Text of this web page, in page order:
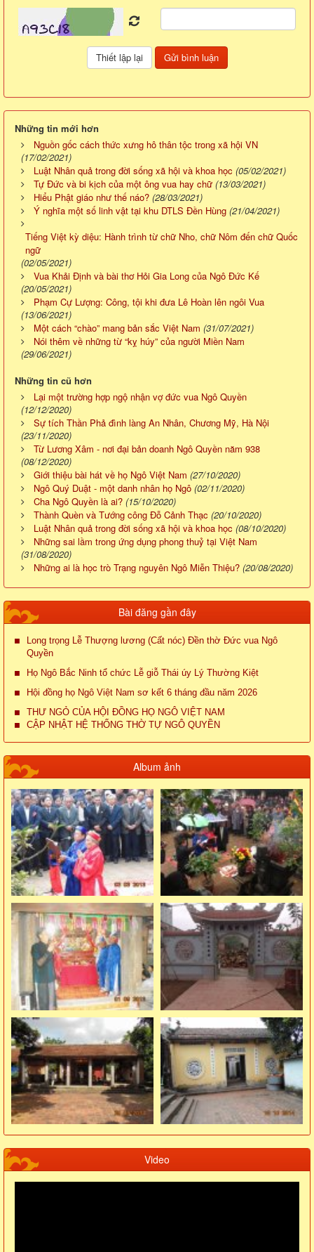
Những tin mới hơn
Nguồn gốc cách thức xưng hô thân tộc trong xã hội VN
(17/02/2021)
Luật Nhân quả trong đời sống xã hội và khoa học (05/02/2021)
Tự Đức và bi kịch của một ông vua hay chữ (13/03/2021)
Hiểu Phật giáo như thế náo? (28/03/2021)
Ý nghĩa một số linh vật tại khu DTLS Đền Hùng (21/04/2021)
Tiếng Việt kỳ diệu: Hành trình từ chữ Nho, chữ Nôm đến chữ Quốc
ngữ
(02/05/2021)
Vua Khải Định và bài thơ Hỏi Gia Long của Ngô Đức Kế
(20/05/2021)
Phạm Cự Lượng: Công, tội khi đưa Lê Hoàn lên ngôi Vua
(13/06/2021)
Một cách “chào” mang bản sắc Việt Nam (31/07/2021)
Nói thêm về những từ “kỵ húy” của người Miền Nam
(29/06/2021)
Những tin cũ hơn
Lại một trường hợp ngộ nhận vợ đức vua Ngô Quyền
(12/12/2020)
Sự tích Thần Phả đình làng An Nhân, Chương Mỹ, Hà Nội
(23/11/2020)
Từ Lương Xâm - nơi đại bản doanh Ngô Quyền năm 938
(08/12/2020)
Giới thiệu bài hát về họ Ngô Việt Nam (27/10/2020)
Ngô Quý Duật - một danh nhân họ Ngô (02/11/2020)
Cha Ngô Quyền là ai? (15/10/2020)
Thành Quèn và Tướng công Đỗ Cảnh Thạc (20/10/2020)
Luật Nhân quả trong đời sống xã hội và khoa học (08/10/2020)
Những sai lầm trong ứng dụng phong thuỷ tại Việt Nam
(31/08/2020)
Những ai là học trò Trạng nguyên Ngô Miễn Thiệu? (20/08/2020)
Bài đăng gần đây
Long trọng Lễ Thượng lương (Cất nóc) Đền thờ Đức vua Ngô
Quyền
Họ Ngô Bắc Ninh tổ chức Lễ giỗ Thái úy Lý Thường Kiệt
Hội đồng họ Ngô Việt Nam sơ kết 6 tháng đầu năm 2026
THƯ NGỎ CỦA HỘI ĐỒNG HỌ NGÔ VIỆT NAM
CẬP NHẬT HỆ THỐNG THỜ TỰ NGÔ QUYỀN
Album ảnh
Video